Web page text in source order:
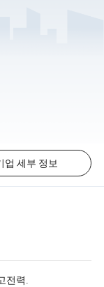
업 세부 정보
전력.